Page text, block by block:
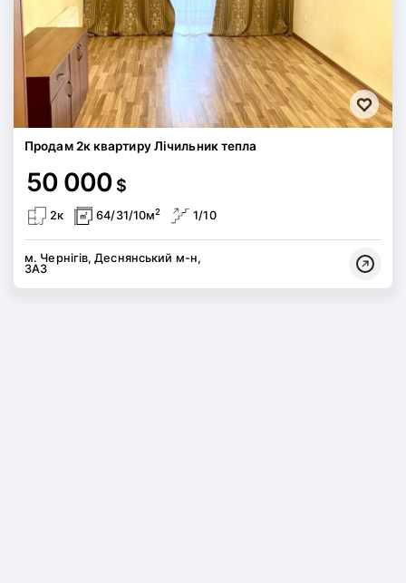
Продам 2к квартиру Лічильник тепла
50 000 $
2к 64/31/10м2 1/10
м. Чернігів, Деснянський м-н,
ЗАЗ